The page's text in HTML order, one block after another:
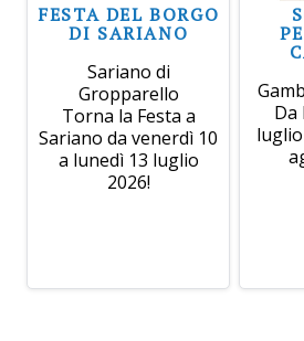
FESTA DEL BORGO
DI SARIANO
Sariano di
Gropparello
Torna la Festa a
Sariano da venerdì 10
a lunedì 13 luglio
2026!
Da